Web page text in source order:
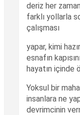
deriz her
farklı yollarla
çalışması
yapar, kimi
esnafın
hayatın içinde
Yoksul bir
insanlara ne
devrimcinin